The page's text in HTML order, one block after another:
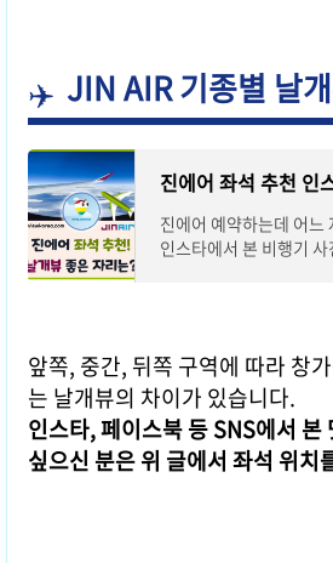
JIN AIR 기종별 날
진에어 예약하는데 어느
인스타에서 본 비행기
앞쪽, 중간, 뒤쪽 구역에 따라 창
는 날개뷰의 차이가 있습니다.
인스타, 페이스북 등 SNS에서 본
싶으신 분은 위 글에서 좌석 위치